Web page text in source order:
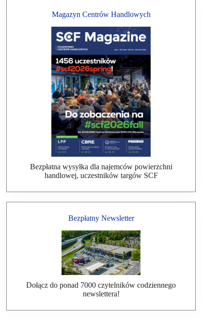
Magazyn Centrów Handlowych
Bezpłatna wysyłka dla najemców powierzchni
handlowej, uczestników targów SCF
Bezpłatny Newsletter
Dołącz do ponad 7000 czytelników codziennego
newslettera!